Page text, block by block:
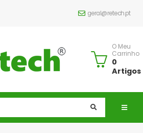
geral@retech.pt
O Meu
Carrinho
0
Artigos